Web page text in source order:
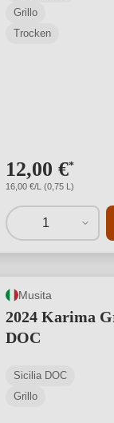
Grillo
Trocken
12,00 €*
16,00 €/L (0,75 L)
1
Musita
2024 Karima
DOC
Sicilia DOC
Grillo